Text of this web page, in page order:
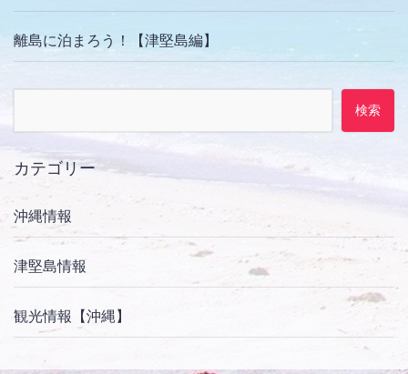
離島に泊まろう！【津堅島編】
カテゴリー
沖縄情報
津堅島情報
観光情報【沖縄】